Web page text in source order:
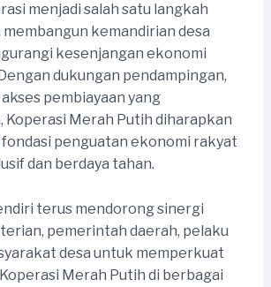
menjadi salah satu langkah
kemandirian desa
kesenjangan ekonomi
dukungan pendampingan,
pembiayaan yang
Koperasi Merah Putih diharapkan
penguatan ekonomi rakyat
dan berdaya tahan.
terus mendorong sinergi
pemerintah daerah, pelaku
desa untuk memperkuat
Merah Putih di berbagai